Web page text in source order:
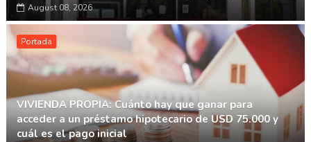
August 08, 2026
Portada
VIVIENDA PROPIA: Cuánto hay que ganar para
acceder a un préstamo hipotecario de USD 75.000 y
cuál es el pago inicial